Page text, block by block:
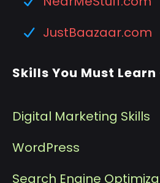
JustBaazaar.com
Skills You Must Learn
Digital Marketing Skills
WordPress
Search Engine